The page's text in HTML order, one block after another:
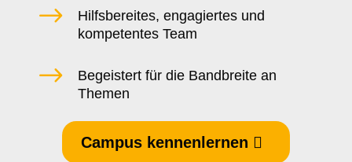
$
Hilfsbereites, engagiertes und
kompetentes Team
$
Begeistert für die Bandbreite an
Themen
Campus kennenlernen